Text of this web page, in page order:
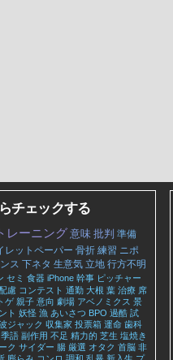
チェックする
トレーニング 意味 批判 準備
レットペーパー 骨折 練習 ニポ
ス 下ネタ 生意気 立地 行方不明
セミ 食器 iPhone 幹事 ピッチャー
慮 コンテスト 通勤 大根 葉 治療 席
トゲ 親子 意向 劇場 アベノミクス 景
ト 妖怪 漁 あいさつ BPO 過酷 試
ジャック 収集家 投票箱 運命 歯科
季語 副作用 不足 精力的 芝生 塩焼き
ク サイダー 腸 厳選 オタク 首脳 非